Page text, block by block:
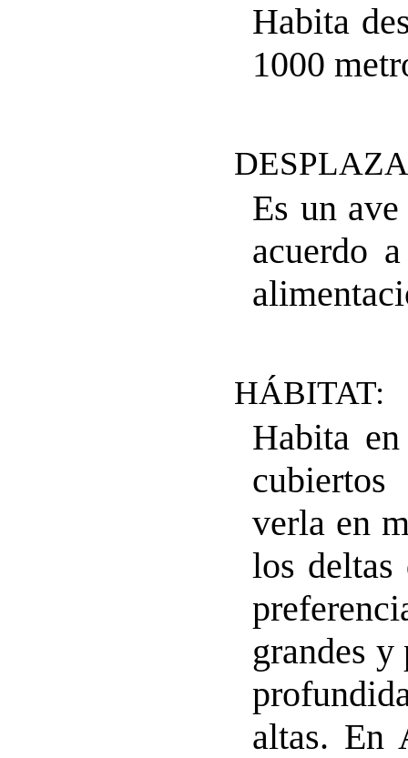
Habita
1000
Es un ave
acuerdo
HÁBITAT:
Habita
verla en
los deltas
grandes y
altas. En